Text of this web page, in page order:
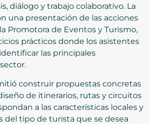
diálogo y trabajo colaborativo. La
una presentación de las acciones
Promotora de Eventos y Turismo,
prácticos donde los asistentes
las principales
construir propuestas concretas
de itinerarios, rutas y circuitos
a las características locales y
del tipo de turista que se desea